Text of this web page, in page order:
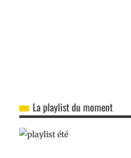
La playlist du moment